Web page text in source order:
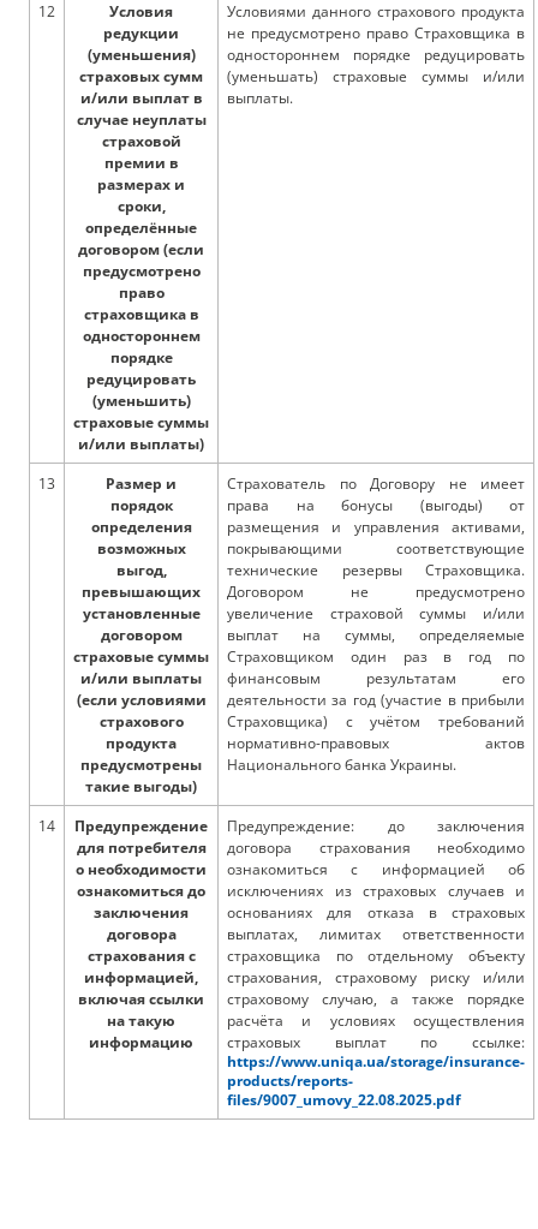
12
Условия
редукции
(уменьшения)
страховых сумм
и/или выплат в
случае неуплаты
страховой
премии в
размерах и
сроки,
определённые
договором (если
предусмотрено
право
страховщика в
одностороннем
порядке
редуцировать
(уменьшить)
страховые суммы
и/или выплаты)
Условиями данного страхового продукта
не предусмотрено право Страховщика в
одностороннем порядке редуцировать
(уменьшать) страховые суммы и/или
выплаты.
13
Размер и
порядок
определения
возможных
выгод,
превышающих
установленные
договором
страховые суммы
и/или выплаты
(если условиями
страхового
продукта
предусмотрены
такие выгоды)
Страхователь по Договору не имеет
права на бонусы (выгоды) от
размещения и управления активами,
покрывающими соответствующие
технические резервы Страховщика.
Договором не предусмотрено
увеличение страховой суммы и/или
выплат на суммы, определяемые
Страховщиком один раз в год по
финансовым результатам его
деятельности за год (участие в прибыли
Страховщика) с учётом требований
нормативно-правовых актов
Национального банка Украины.
14
Предупреждение
для потребителя
о необходимости
ознакомиться до
заключения
договора
страхования с
информацией,
включая ссылки
на такую
информацию
Предупреждение: до заключения
договора страхования необходимо
ознакомиться с информацией об
исключениях из страховых случаев и
основаниях для отказа в страховых
выплатах, лимитах ответственности
страховщика по отдельному объекту
страхования, страховому риску и/или
страховому случаю, а также порядке
расчёта и условиях осуществления
страховых выплат по ссылке:
https://www.uniqa.ua/storage/insurance-
products/reports-
files/9007_umovy_22.08.2025.pdf